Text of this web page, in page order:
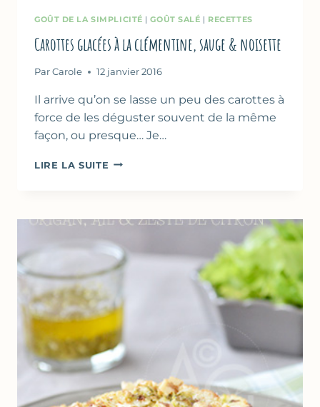
GOÛT DE LA SIMPLICITÉ |GOÛT SALÉ | RECETTES
Carottes glacées à la clémentine, sauge & noisette
Par Carole 12 janvier 2016
Il arrive qu’on se lasse un peu des carottes à
force de les déguster souvent de la même
façon, ou presque… Je…
LIRE LA SUITE CAROTTES
CLÉMENTINE,
&
NOISETTE